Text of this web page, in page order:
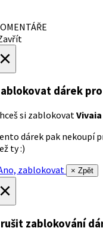
dárek
si zablokovat
dárek pak nekoupí
ty :)
zablokovat
× Zpět
zablokování